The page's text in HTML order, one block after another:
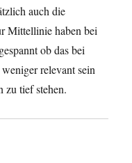
auch die
Mittellinie haben bei
ob das bei
relevant sein
zu tief stehen.